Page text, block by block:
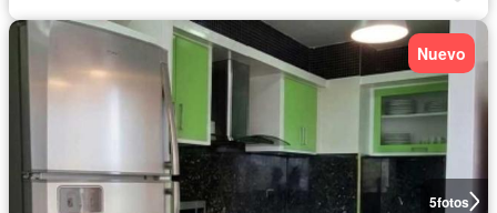
5fotos
Nuevo